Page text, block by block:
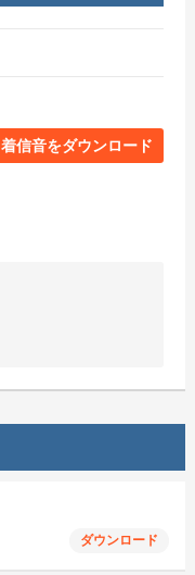
着信音をダウンロード
ダウンロード